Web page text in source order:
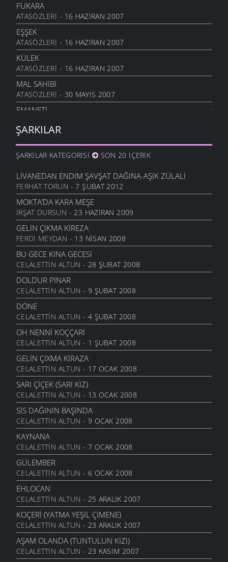
FUKARA
ATASÖZLERI - 16 HAZIRAN 2007
EŞŞEK
ATASÖZLERI - 16 HAZIRAN 2007
KÜLEK
ATASÖZLERI - 16 HAZIRAN 2007
MAL SAHIBI
ATASÖZLERI - 30 MAYIS 2007
EMANETI
EMANET AT
ATASÖZLERI- 30 MAYIS 2007
ÇAX ÇAX
ATASÖZLERI - 30 MAYIS 2007
İTİN AKSAĞI
ATASÖZLERI- 30 MAYIS 2007
YAĞ TULUMU
ATASÖZLERI - 30 MAYIS 2007
ÇAMURLU HAVA
ATASÖZLERI- 30 MAYIS 2007
TUKAN MI AÇTI?
FIKRALAR - 29 MAYIS 2007
PEŞKIR ASTIM
MANILER
BU DERE
MANILER- 26 MAYIS 2007
GÖRDÜM
MANILER- 26 MAYIS 2007
DEGIL MI?
MANILER- 26 MAYIS 2007
DOLANIR
MANILER- 26 MAYIS 2007
BULUT
MANILER - 26 MAYIS 2007
BU DAĞLAR
MANILER- 26 MAYIS 2007
AY DOĞAR
MANILER- 26 MAYIS 2007
AL ELMA
MANILER- 26 MAYIS 2007
ODA YANSIN
MANILER - 26 MAYIS 2007
AÇAR
ŞARKILAR
ŞARKILAR KATEGORISI SON 20 İÇERIK
LIVANEDAN ENDIM ŞAVŞAT DAĞINA-AŞIK ZÜLALI
FERHAT TORUN - 7 ŞUBAT 2012
MOKTA’DA KARA MEŞE
İRŞAT DURSUN - 23 HAZIRAN 2009
GELIN ÇIKMA KIREZA
FERDI MEYDAN - 13 NISAN 2008
BU GECE KINA GECESI
CELALETTIN ALTUN - 28 ŞUBAT 2008
DOLDUR PINAR
CELALETTIN ALTUN - 9 ŞUBAT 2008
DÖNE
CELALETTIN ALTUN - 4 ŞUBAT 2008
OH NENNI KOÇÇARI
CELALETTIN ALTUN - 1 ŞUBAT 2008
GELIN ÇIXMA KIRAZA
CELALETTIN ALTUN - 17 OCAK 2008
SARI ÇIÇEK (SARI KIZ)
CELALETTIN ALTUN - 13 OCAK 2008
SIS DAĞININ BAŞINDA
CELALETTIN ALTUN - 9 OCAK 2008
KAYNANA
CELALETTIN ALTUN - 7 OCAK 2008
GÜLEMBER
CELALETTIN ALTUN - 6 OCAK 2008
EHLOCAN
CELALETTIN ALTUN - 25 ARALIK 2007
KOÇERI (YATMA YEŞIL ÇIMENE)
CELALETTIN ALTUN - 23 ARALIK 2007
AŞAM OLANDA (TUNTULUN KIZI)
CELALETTIN ALTUN - 23 KASIM 2007